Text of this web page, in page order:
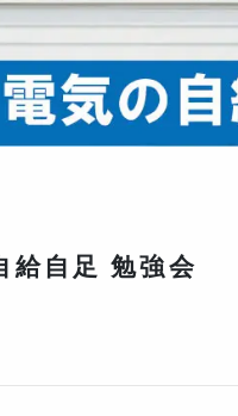
給自足 勉強会